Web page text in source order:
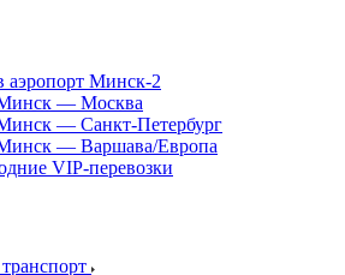
аэропорт Минск-2
— Москва
— Санкт-Петербург
— Варшава/Европа
VIP-перевозки